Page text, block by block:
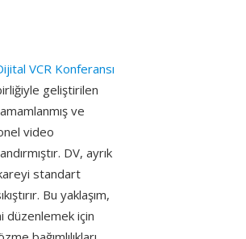
VCR Konferansı
geliştirilen
ve
video
DV, ayrık
standart
Bu yaklaşım,
düzenlemek için